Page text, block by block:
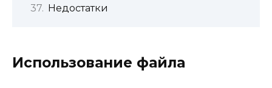
Недостатки
Использование файла